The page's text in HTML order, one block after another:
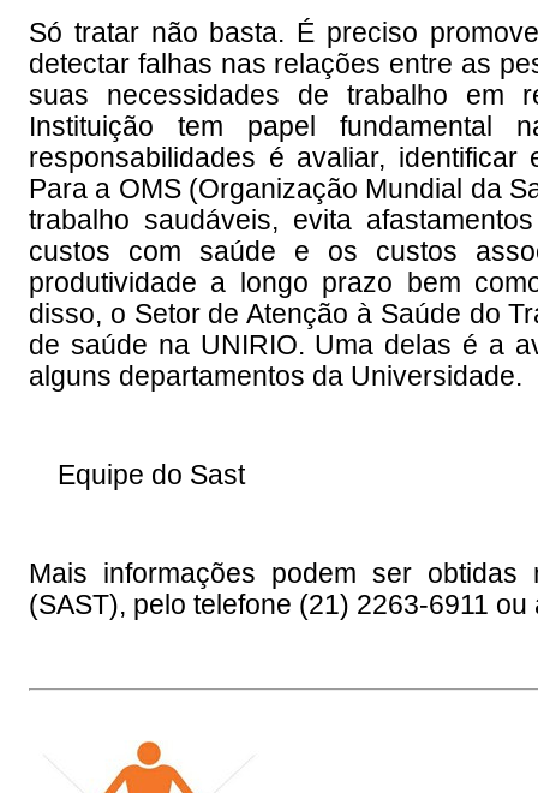
Só tratar não basta. É preciso
detectar falhas nas relações entre as
suas necessidades de trabalho em
Instituição tem papel fundamental
responsabilidades é avaliar,
Para a OMS (Organização Mundial da
trabalho saudáveis, evita
custos com saúde e os custos
produtividade a longo prazo bem
disso, o Setor de Atenção à Saúde do
de saúde na UNIRIO. Uma delas é a
alguns departamentos da Universidade.
Equipe do Sast
Mais informações podem ser
(SAST), pelo telefone (21) 2263-6911